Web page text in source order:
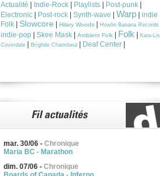
Actualité Indie-Rock Playlists Post-punk
Electronic
Post-rock Synth-wave Warp
indie
Folk
Slowcore Hilary Woods Howlin Banana Records
indie-pop
Skee Mask Ambient Folk Folk
Kara-Lis
Coverdale
Brìghde Chaimbeul Deaf Center
mar. 30/06 - Chronique
Maria BC - Marathon
dim. 07/06 - Chronique